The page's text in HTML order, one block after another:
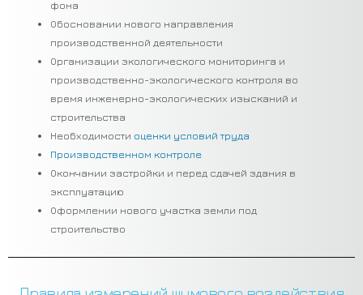
фона
Обосновании нового направления
производственной деятельности
Организации экологического мониторинга и
производственно-экологического контроля во
время инженерно-экологических изысканий и
строительства
Необходимости оценки условий труда
Производственном контроле
Окончании застройки и перед сдачей здания в
эксплуатацию
Оформлении нового участка земли под
строительство